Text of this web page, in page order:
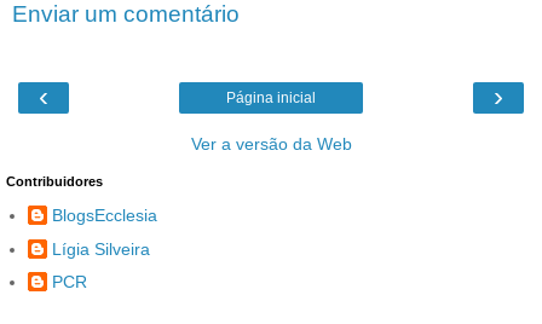
Enviar um comentário
‹ ›
Página inicial
Ver a versão da Web
Contribuidores
BlogsEcclesia
Lígia Silveira
PCR